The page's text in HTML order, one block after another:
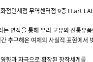
점면세점 무역센터점 9층 H.art
는 연작을 통해 우리 고유의 전통유
추구해온 여체의 사실적 표현에서
향과 자극으로 확장된 창작세계를